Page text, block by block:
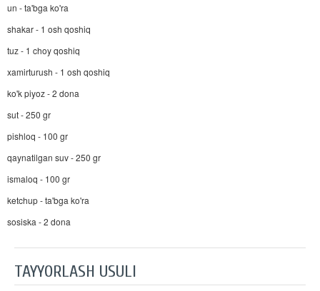
un - ta'bga ko'ra
shakar - 1 osh qoshiq
tuz - 1 choy qoshiq
xamirturush - 1 osh qoshiq
ko'k piyoz - 2 dona
sut - 250 gr
pishloq - 100 gr
qaynatilgan suv - 250 gr
ismaloq - 100 gr
ketchup - ta'bga ko'ra
sosiska - 2 dona
TAYYORLASH USULI